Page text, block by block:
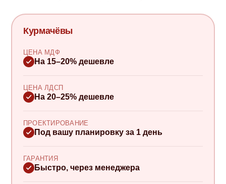
Курмачёвы
ЦЕНА МДФ
На 15–20% дешевле
ЦЕНА ЛДСП
На 20–25% дешевле
ПРОЕКТИРОВАНИЕ
Под вашу планировку за 1 день
ГАРАНТИЯ
Быстро, через менеджера